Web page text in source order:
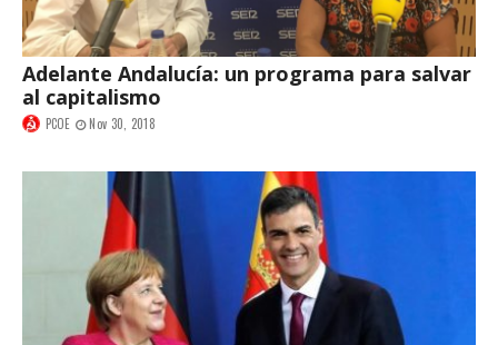
Adelante Andalucía: un programa para salvar
al capitalismo
PCOE Nov 30, 2018